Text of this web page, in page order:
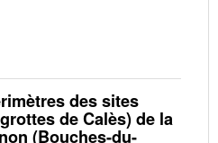
des sites
de Calès) de la
(Bouches-du-